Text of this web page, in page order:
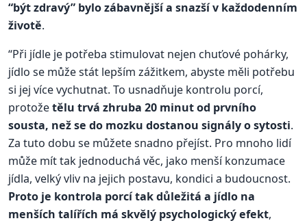
“být zdravý” bylo zábavnější a snazší v každodenním
životě.
“Při jídle je potřeba stimulovat nejen chuťové pohárky,
jídlo se může stát lepším zážitkem, abyste měli potřebu
si jej více vychutnat. To usnadňuje kontrolu porcí,
protožetělu trvá zhruba 20 minut od prvního
sousta, než se do mozku dostanou signály o sytosti.
Za tuto dobu se můžete snadno přejíst. Pro mnoho lidí
může mít tak jednoduchá věc, jako menší konzumace
jídla, velký vliv na jejich postavu, kondici a budoucnost.
Proto je kontrola porcí tak důležitá a jídlo na
menších talířích má skvělý psychologický efekt,